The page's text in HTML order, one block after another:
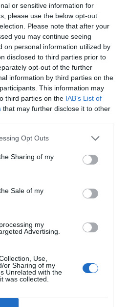
or sensitive information for
please use the below opt-out
Please note that after your
you may continue seeing
on personal information utilized by
disclosed to third parties prior to
opt-out of the further
information by third parties on the
This information may
third parties on the IAB’s List of
that may further disclose it to other
Opt Outs
Sharing of my
Sale of my
my
Advertising.
Use,
or Sharing of my
Unrelated with the
was collected.
a lo largo de ella,
a semana el desarrollo.
de momento, céntrate en las
la temática de las campañas
los objetivos que nos hayamos
vista que lo que vamos a hacer
de marketing que nos
te resultará más sencillo si
derecha a las acciones de
Habrá campañas muy
es decir, esta lista es de
comprobación donde hay que
de la campaña o laboratorio).
en la farmacia.
el contenido de la formación)